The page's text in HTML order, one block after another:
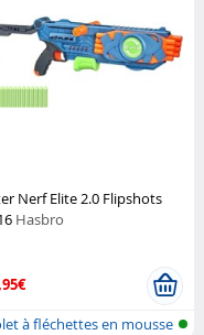
Nerf Elite 2.0 Flipshots
Hasbro
à fléchettes en mousse